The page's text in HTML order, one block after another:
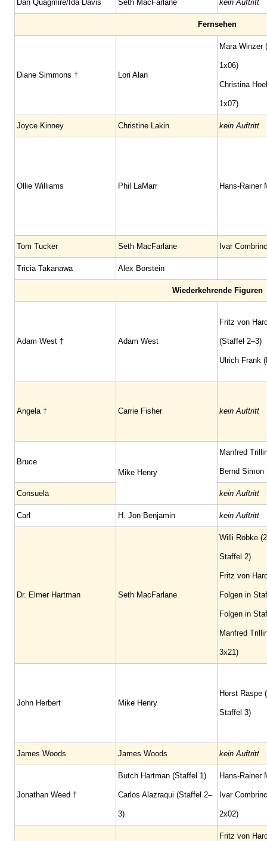
Dan Quagmire/Ida Davis Seth MacFarlane kein Auftritt
Fernsehen
Diane Simmons † Lori Alan
Mara Winzer
1x06)
Christina
1x07)
Joyce Kinney Christine Lakin kein Auftritt
Ollie Williams Phil LaMarr Hans-Rainer
Tom Tucker Seth MacFarlane Ivar
Tricia Takanawa Alex Borstein
Wiederkehrende Figuren
Adam West † Adam West
Fritz von
(Staffel 2–3)
Ulrich Frank
Angela † Carrie Fisher kein Auftritt
Bruce
Mike Henry
Manfred
Bernd
Consuela kein Auftritt
Carl H. Jon Benjamin kein Auftritt
Dr. Elmer Hartman Seth MacFarlane
Willi Röbke
Staffel 2)
Fritz von
Folgen in
Folgen in
Manfred
3x21)
John Herbert Mike Henry
Horst Raspe
Staffel 3)
James Woods James Woods kein Auftritt
Jonathan Weed †
Butch Hartman (Staffel 1)
Carlos Alazraqui (Staffel 2–
3)
Hans-Rainer
Ivar
2x02)
Fritz von